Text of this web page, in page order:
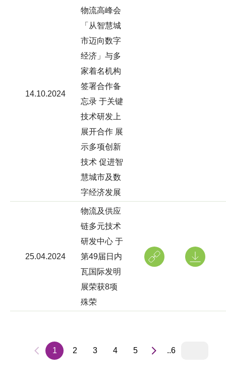
14.10.2024
物流高峰会
「从智慧城
市迈向数字
经济」与多
家着名机构
签署合作备
忘录 于关键
技术研发上
展开合作 展
示多项创新
技术 促进智
慧城市及数
字经济发展
25.04.2024
物流及供应
链多元技术
研发中心 于
第49届日内
瓦国际发明
展荣获8项
殊荣
1 2 3 4 5 ..6